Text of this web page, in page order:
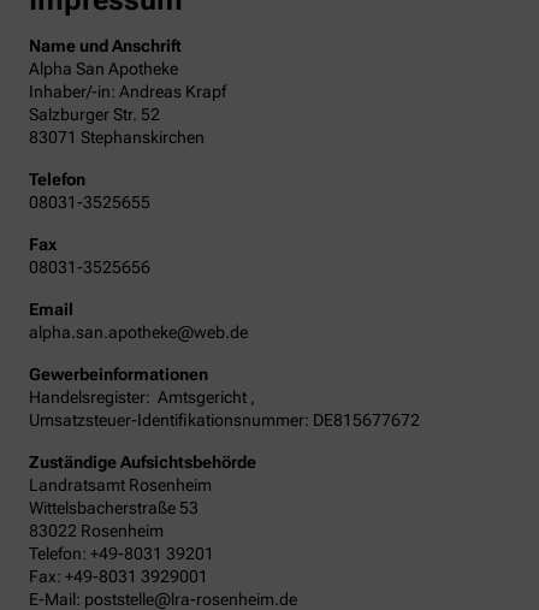
Name und Anschrift
Alpha San Apotheke
Inhaber/-in: Andreas Krapf
Salzburger Str. 52
83071 Stephanskirchen
Telefon
08031-3525655
Fax
08031-3525656
Email
alpha.san.apotheke@web.de
Gewerbeinformationen
Handelsregister: Amtsgericht ,
Umsatzsteuer-Identifikationsnummer: DE815677672
Zuständige Aufsichtsbehörde
Landratsamt Rosenheim
Wittelsbacherstraße 53
83022 Rosenheim
Telefon: +49-8031 39201
Fax: +49-8031 3929001
E-Mail: poststelle@lra-rosenheim.de